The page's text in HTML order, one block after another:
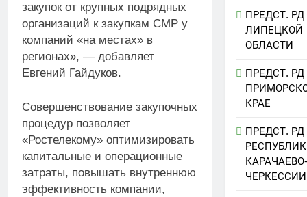
закупок от крупных подрядных
организаций к закупкам СМР у
компаний «на местах» в
регионах», — добавляет
Евгений Гайдуков.
Совершенствование закупочных
процедур позволяет
«Ростелекому» оптимизировать
капитальные и операционные
затраты, повышать внутреннюю
эффективность компании,
ПРЕДСТ. РД
ЛИПЕЦКОЙ
ОБЛАСТИ
ПРЕДСТ. РД
КРАЕ
ПРЕДСТ. РД
КАРАЧАЕВО-
ЧЕРКЕССИИ